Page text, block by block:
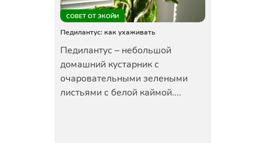
СОВЕТ ОТ ЭКОЙИ
Педилантус: как ухаживать
Педилантус – небольшой
домашний кустарник с
очаровательными зелеными
листьями с белой каймой....